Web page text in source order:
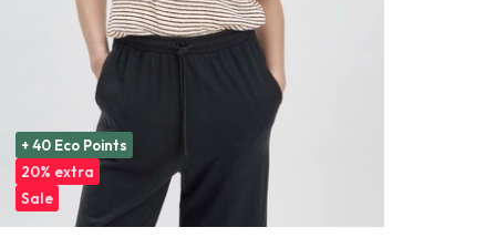
+ 40 Eco Points
20% extra
Sale